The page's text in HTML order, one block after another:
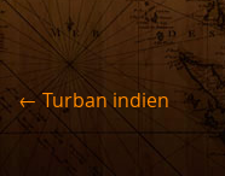
← Turban indien